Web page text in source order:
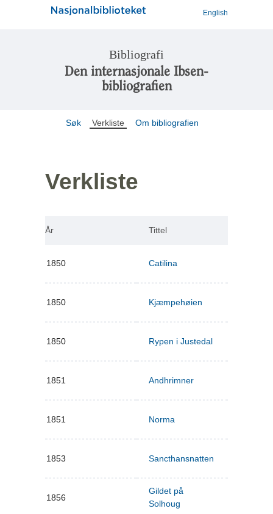
English
Bibliografi
Den internasjonale Ibsen-
bibliografien
Søk Verkliste Om bibliografien
Verkliste
År Tittel
1850 Catilina
1850 Kjæmpehøien
1850 Rypen i Justedal
1851 Andhrimner
1851 Norma
1853 Sancthansnatten
1856
Gildet på
Solhoug